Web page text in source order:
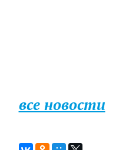
все новости